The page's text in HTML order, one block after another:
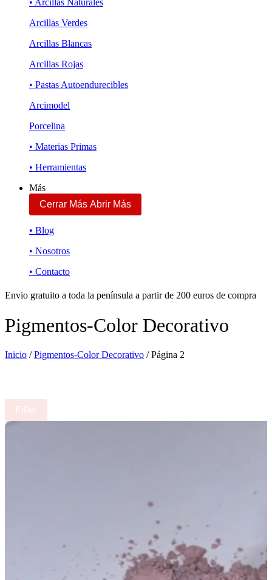
• Arcillas Naturales
Arcillas Verdes
Arcillas Blancas
Arcillas Rojas
• Pastas Autoendurecibles
Arcimodel
Porcelina
• Materias Primas
• Herramientas
Más
Cerrar Más Abrir Más
• Blog
• Nosotros
• Contacto
Envio gratuito a toda la península a partir de 200 euros de compra
Pigmentos-Color Decorativo
Inicio /Pigmentos-Color Decorativo / Página 2
Filter